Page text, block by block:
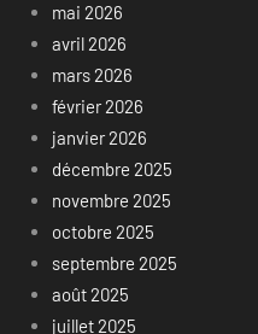
mai 2026
avril 2026
mars 2026
février 2026
janvier 2026
décembre 2025
novembre 2025
octobre 2025
septembre 2025
août 2025
juillet 2025